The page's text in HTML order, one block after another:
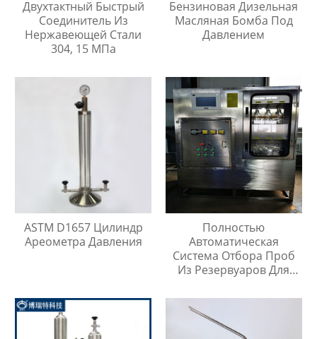
Двухтактный Быстрый
Соединитель Из
Нержавеющей Стали
304, 15 МПа
Бензиновая Дизельная
Масляная Бомба Под
Давлением
ASTM D1657 Цилиндр
Ареометра Давления
Полностью
Автоматическая
Система Отбора Проб
Из Резервуаров Для
Любой Высоте